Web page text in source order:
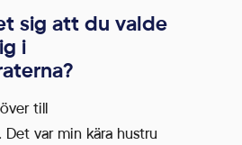
sig att du valde
i
till
var min kära hustru